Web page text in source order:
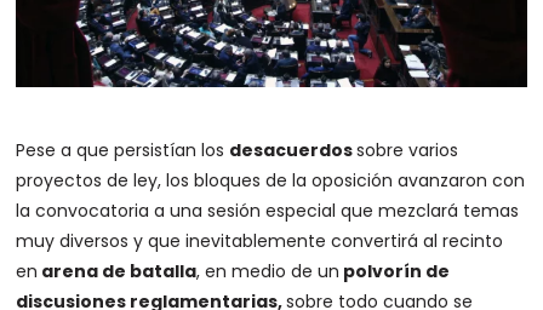
Pese a que persistían los desacuerdossobre varios
proyectos de ley, los bloques de la oposición avanzaron con
la convocatoria a una sesión especial que mezclará temas
muy diversos y que inevitablemente convertirá al recinto
en arena de batalla, en medio de un polvorín de
discusiones reglamentarias,sobre todo cuando se